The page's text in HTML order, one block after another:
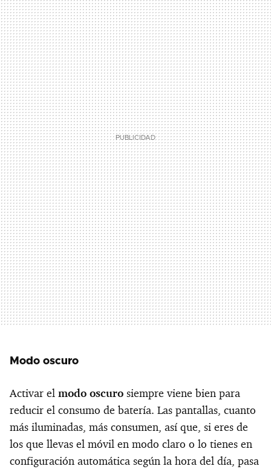
Modo oscuro
Activar el modo oscuro siempre viene bien para
reducir el consumo de batería. Las pantallas, cuanto
más iluminadas, más consumen, así que, si eres de
los que llevas el móvil en modo claro o lo tienes en
configuración automática según la hora del día, pasa